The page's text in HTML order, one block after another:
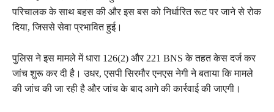
परिचालक के साथ बहस की और इस बस को निर्धारित रूट पर जाने से रोक
दिया, जिससे सेवा प्रभावित हुई।
पुलिस ने इस मामले में धारा 126(2) और 221 BNS के तहत केस दर्ज कर
जांच शुरू कर दी है। उधर, एसपी सिरमौर एनएस नेगी ने बताया कि मामले
की जांच की जा रही है और जांच के बाद आगे की कार्रवाई की जाएगी।